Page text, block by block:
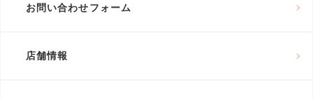
お問い合わせフォーム
店舗情報